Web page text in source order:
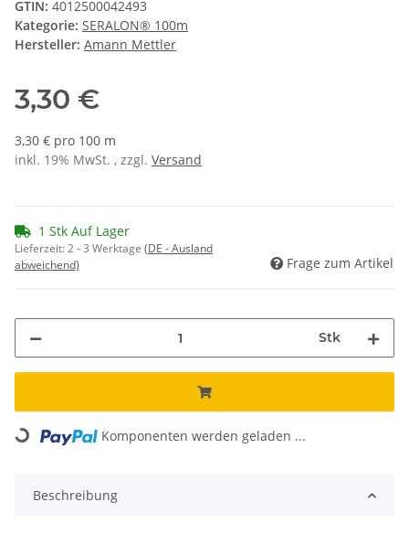
GTIN: 4012500042493
Kategorie: SERALON® 100m
Hersteller: Amann Mettler
3,30 €
3,30 € pro 100 m
inkl. 19% MwSt. , zzgl. Versand
1 Stk Auf Lager
Lieferzeit:2 - 3 Werktage (DE - Ausland
abweichend)
Frage zum Artikel
Stk
Loading... Komponenten werden geladen ...
Beschreibung